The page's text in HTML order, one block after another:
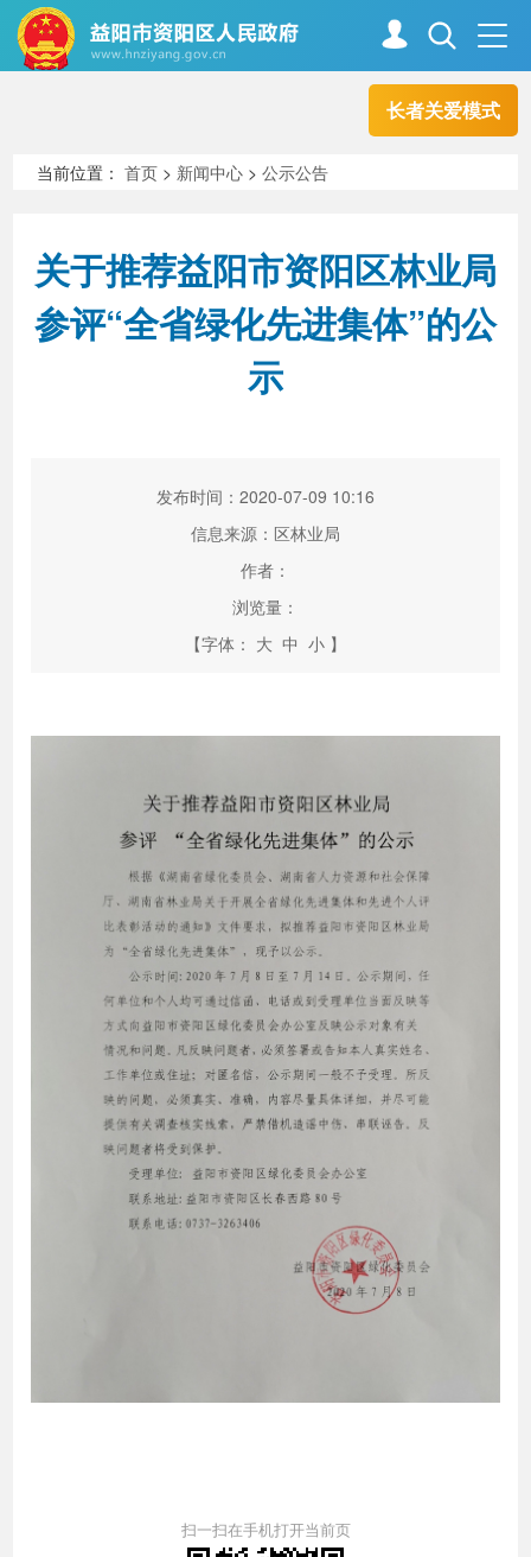
长者关爱模式
走进资阳
新闻中心 解读回应
当前位置：首页 > 新闻中心 >公示公告
关于推荐益阳市资阳区林业局
参评“全省绿化先进集体”的公
示
发布时间：2020-07-09 10:16
信息来源：区林业局
作者：
浏览量：
【字体： 大 中 小 】
扫一扫在手机打开当前页